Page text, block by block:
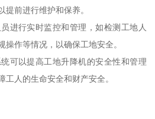
提前进行维护和保养。
进行实时监控和管理，如检测工地人
操作等情况，以确保工地安全。
可以提高工地升降机的安全性和管理
人的生命安全和财产安全。